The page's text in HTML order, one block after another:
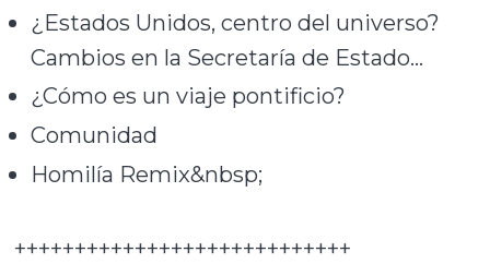
¿Estados Unidos, centro del universo?
Cambios en la Secretaría de Estado…
¿Cómo es un viaje pontificio?
Comunidad
Homilía Remix&nbsp;
++++++++++++++++++++++++++++